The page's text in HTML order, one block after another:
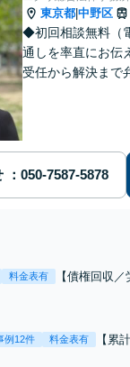
東京都 中野区
◆初回相談無料（
通しを率直にお伝
受任から解決まで
料金表有
【債権回収
をお探しの方
件も対応OK】
例12件 料金表有
【累